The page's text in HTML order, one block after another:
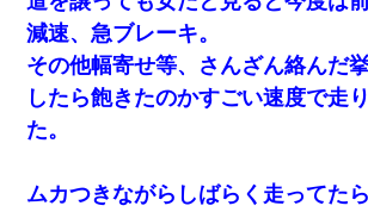
減速、急ブレーキ。
その他幅寄せ等、さんざん絡んだ
したら飽きたのかすごい速度で走
た。
ムカつきながらしばらく走ってた